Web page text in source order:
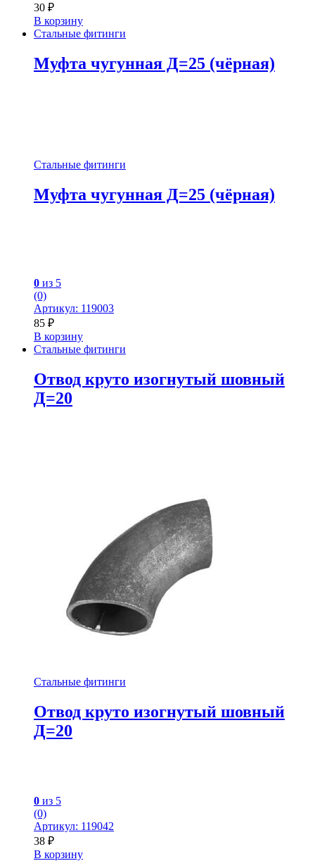
30 ₽
В корзину
Стальные фитинги
Муфта чугунная Д=25 (чёрная)
Стальные фитинги
Муфта чугунная Д=25 (чёрная)
0 из 5
(0)
Артикул: 119003
85 ₽
В корзину
Стальные фитинги
Отвод круто изогнутый шовный
Д=20
Стальные фитинги
Отвод круто изогнутый шовный
Д=20
0 из 5
(0)
Артикул: 119042
38 ₽
В корзину